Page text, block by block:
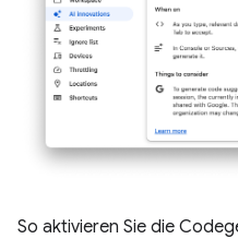
So aktivieren Sie die